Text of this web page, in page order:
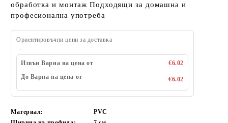
обработка и монтаж Подходящи за домашна и
професионална употреба
Ориентировъчни цени за доставка
Извън Варна на цена от
€6.02
До Варна на цена от
€6.02
Материал:
PVC